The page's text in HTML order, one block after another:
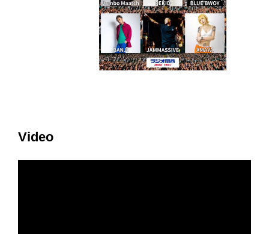
Video